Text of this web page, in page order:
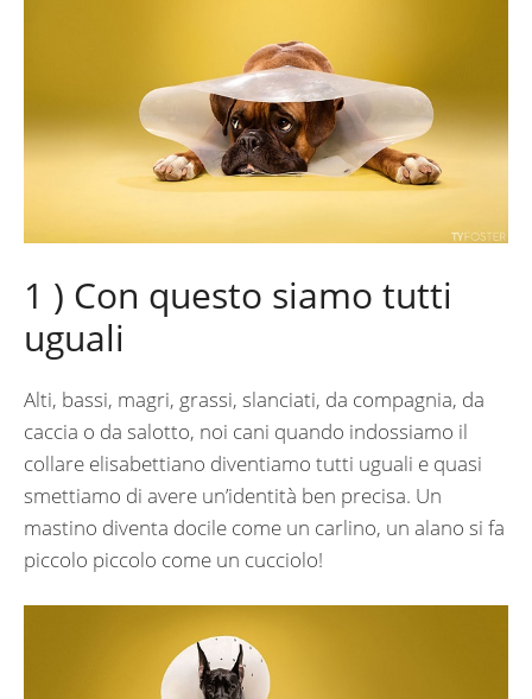
1 ) Con questo siamo tutti
uguali
Alti, bassi, magri, grassi, slanciati, da compagnia, da
caccia o da salotto, noi cani quando indossiamo il
collare elisabettiano diventiamo tutti uguali e quasi
smettiamo di avere un’identità ben precisa. Un
mastino diventa docile come un carlino, un alano si fa
piccolo piccolo come un cucciolo!